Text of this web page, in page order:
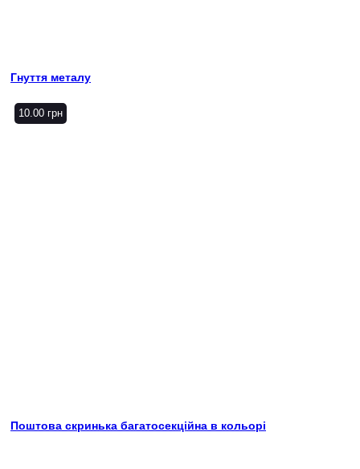
Гнуття металу
10.00 грн
Поштова скринька багатосекційна в кольорі